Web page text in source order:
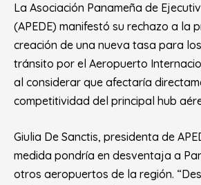
La Asociación Panameña de
(APEDE) manifestó su rechazo a la
creación de una nueva tasa para
tránsito por el Aeropuerto
al considerar que afectaría
competitividad del principal hub
Giulia De Sanctis, presidenta de
medida pondría en desventaja a
otros aeropuertos de la región.